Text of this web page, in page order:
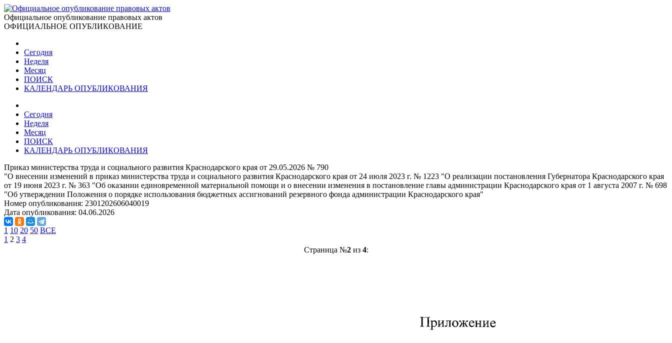
Официальное опубликование правовых актов
ОФИЦИАЛЬНОЕ ОПУБЛИКОВАНИЕ
Сегодня
Неделя
Месяц
ПОИСК
КАЛЕНДАРЬ ОПУБЛИКОВАНИЯ
Сегодня
Неделя
Месяц
ПОИСК
КАЛЕНДАРЬ ОПУБЛИКОВАНИЯ
Приказ министерства труда и социального развития Краснодарского края от 29.05.2026 № 790
"О внесении изменений в приказ министерства труда и социального развития Краснодарского края от 24 июля 2023 г. № 1223 "О реализации постановления Губернатора Краснодарского края
от 19 июня 2023 г. № 363 "Об оказании единовременной материальной помощи и о внесении изменения в постановление главы администрации Краснодарского края от 1 августа 2007 г. № 698
"Об утверждении Положения о порядке использования бюджетных ассигнований резервного фонда администрации Краснодарского края"
Номер опубликования: 2301202606040019
Дата опубликования: 04.06.2026
1 10 20 50 ВСЕ
1 2 3 4
Страница №2из 4: